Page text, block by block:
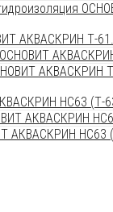
АКВАСКРИН
АКВАСКРИН HC63